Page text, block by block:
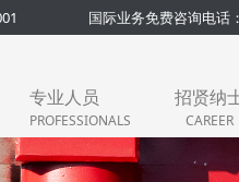
国际业务免费咨询电话
专业人员
PROFESSIONALS
招贤纳
CAREER